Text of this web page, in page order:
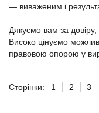
— виваженим і
Дякуємо вам за довіру,
Високо цінуємо
правовою опорою у
Сторінки: 1 2 3